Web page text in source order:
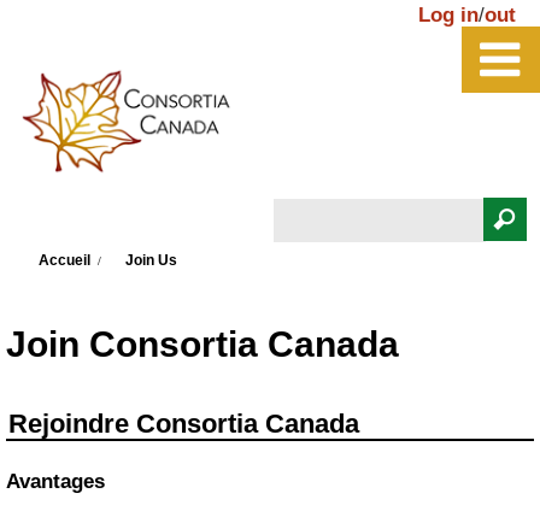
Formulaire de recherche
Log in/out
Accueil Join Us
Join Consortia Canada
Rejoindre Consortia Canada
Avantages